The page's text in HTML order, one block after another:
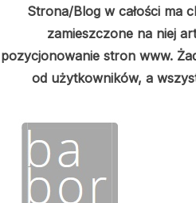
Strona/Blog w całości ma
zamieszczone na niej
pozycjonowanie stron www.
od użytkowników, a
treści